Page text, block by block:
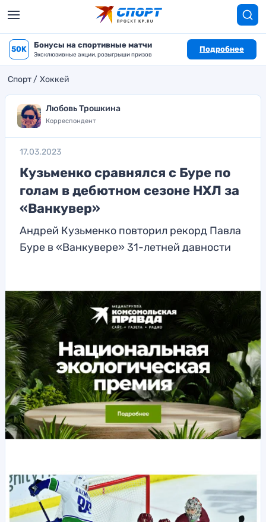
50K Бонусы на спортивные матчи
Эксклюзивные акции, розыгрыши призов
Подробнее
Спорт Хоккей
Любовь Трошкина
Корреспондент
17.03.2023
Кузьменко сравнялся с Буре по
голам в дебютном сезоне НХЛ за
«Ванкувер»
Андрей Кузьменко повторил рекорд Павла
Буре в «Ванкувере» 31-летней давности